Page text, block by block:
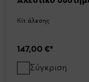
Κίτ άλεσης
147,00 €*
Σύγκριση